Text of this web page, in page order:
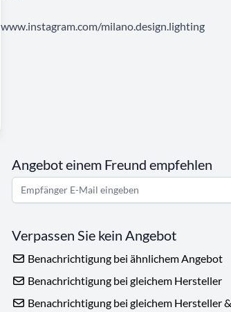
www.instagram.com/milano.design.lighting
Angebot einem Freund empfehlen
Verpassen Sie kein Angebot
Benachrichtigung bei ähnlichem Angebot
Benachrichtigung bei gleichem Hersteller
Benachrichtigung bei gleichem Hersteller